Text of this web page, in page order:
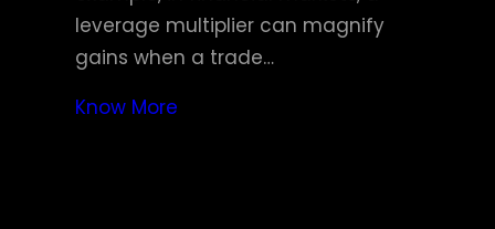
leverage multiplier can magnify
gains when a trade…
Know More